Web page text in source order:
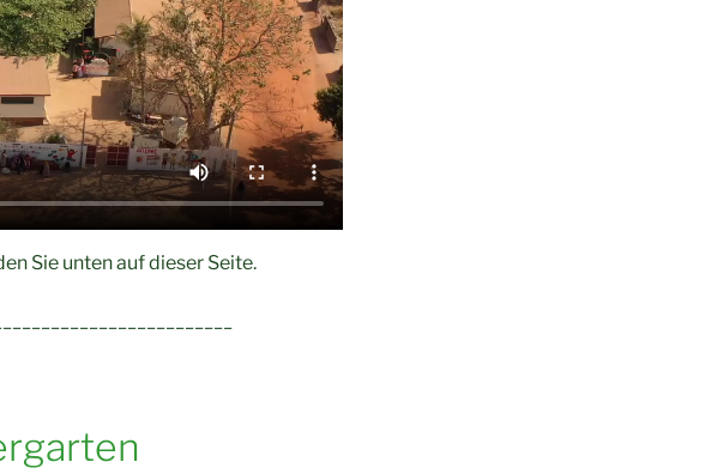
Sie unten auf dieser Seite.